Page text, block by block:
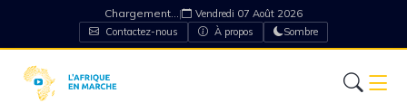
Chargement...|
Vendredi 07 Août 2026
Contactez-nous
À propos Sombre